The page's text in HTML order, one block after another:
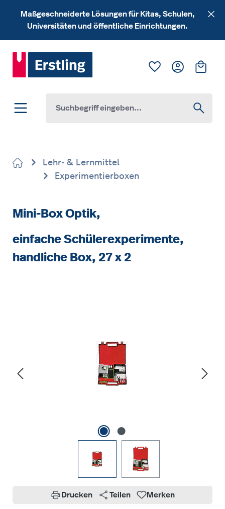
Zum Hauptinhalt springen
Maßgeschneiderte Lösungen für Kitas, Schulen,
Universitäten und öffentliche Einrichtungen.
Du hast 0
Lehr- & Lernmittel
Experimentierboxen
Mini-Box Optik,
einfache Schülerexperimente,
handliche Box, 27 x 2
Drucken Teilen Merken